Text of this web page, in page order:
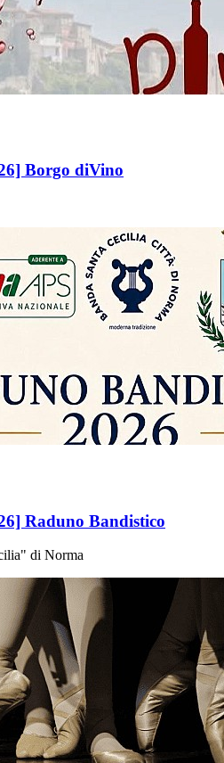
Borgo diVino
Raduno Bandistico
di Norma